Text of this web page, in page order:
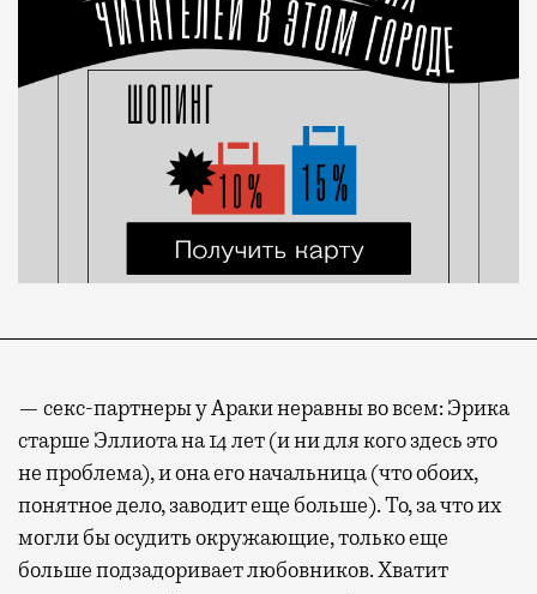
— секс-партнеры у Араки неравны во всем: Эрика
старше Эллиота на 14 лет (и ни для кого здесь это
не проблема), и она его начальница (что обоих,
понятное дело, заводит еще больше). То, за что их
могли бы осудить окружающие, только еще
больше подзадоривает любовников. Хватит